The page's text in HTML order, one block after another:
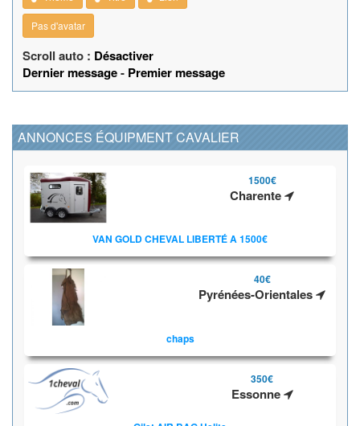
Pas d'avatar
Scroll auto : Désactiver
Dernier message- Premier message
ANNONCES ÉQUIPMENT CAVALIER
1500€
Charente
VAN GOLD CHEVAL LIBERTÉ A 1500€
40€
Pyrénées-Orientales
chaps
350€
Essonne